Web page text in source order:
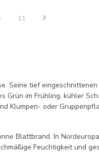
11
Seine tief
im Frühling, kühler
Klumpen- oder
Blattbrand. In
Feuchtigkeit und